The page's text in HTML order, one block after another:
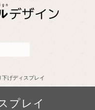
下げディスプレイ
プレイ